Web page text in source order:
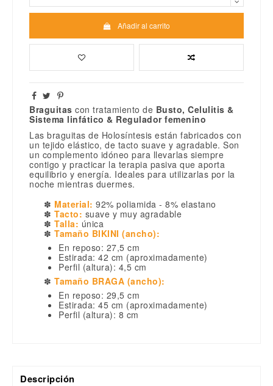
Añadir al carrito
Braguitas con tratamiento de Busto, Celulitis &
Sistema linfático & Regulador femenino
Las braguitas de Holosíntesis están fabricados con
un tejido elástico, de tacto suave y agradable. Son
un complemento idóneo para llevarlas siempre
contigo y practicar la terapia pasiva que aporta
equilibrio y energía. Ideales para utilizarlas por la
noche mientras duermes.
✽ Material: 92% poliamida - 8% elastano
✽ Tacto: suave y muy agradable
✽ Talla: única
✽ Tamaño BIKINI (ancho):
En reposo: 27,5 cm
Estirada: 42 cm (aproximadamente)
Perfil (altura): 4,5 cm
✽ Tamaño BRAGA (ancho):
En reposo: 29,5 cm
Estirada: 45 cm (aproximadamente)
Perfil (altura): 8 cm
Descripción